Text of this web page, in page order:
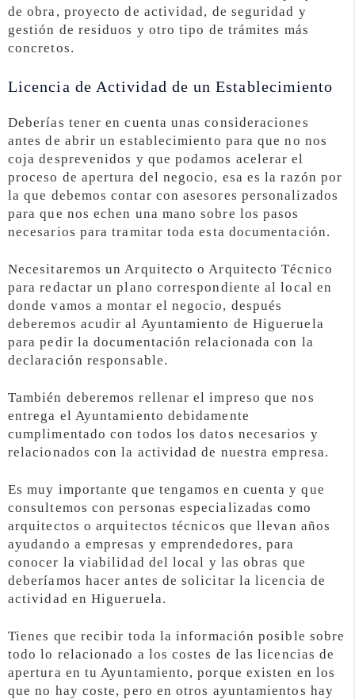
de obra, proyecto de actividad, de seguridad y
gestión de residuos y otro tipo de trámites más
concretos.
Licencia de Actividad de un Establecimiento
Deberías tener en cuenta unas consideraciones
antes de abrir un establecimiento para que no nos
coja desprevenidos y que podamos acelerar el
proceso de apertura del negocio, esa es la razón por
la que debemos contar con asesores personalizados
para que nos echen una mano sobre los pasos
necesarios para tramitar toda esta documentación.
Necesitaremos un Arquitecto o Arquitecto Técnico
para redactar un plano correspondiente al local en
donde vamos a montar el negocio, después
deberemos acudir al Ayuntamiento de Higueruela
para pedir la documentación relacionada con la
declaración responsable.
También deberemos rellenar el impreso que nos
entrega el Ayuntamiento debidamente
cumplimentado con todos los datos necesarios y
relacionados con la actividad de nuestra empresa.
Es muy importante que tengamos en cuenta y que
consultemos con personas especializadas como
arquitectos o arquitectos técnicos que llevan años
ayudando a empresas y emprendedores, para
conocer la viabilidad del local y las obras que
deberíamos hacer antes de solicitar la licencia de
actividad en Higueruela.
Tienes que recibir toda la información posible sobre
todo lo relacionado a los costes de las licencias de
apertura en tu Ayuntamiento, porque existen en los
que no hay coste, pero en otros ayuntamientos hay